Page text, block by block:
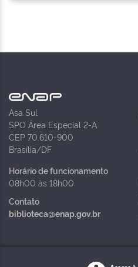
Asa Sul
SPO Área Especial 2-A
CEP 70.610-900
Brasília/DF
Horário de funcionamento
08h00 às 18h00
Contato
biblioteca@enap.gov.br